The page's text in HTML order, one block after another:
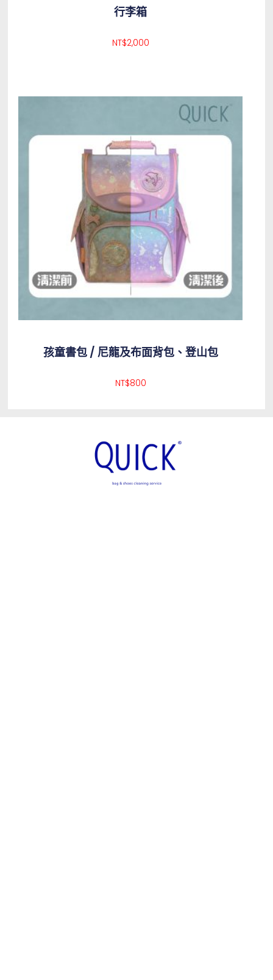
行李箱
NT$2,000
孩童書包 / 尼龍及布面背包、登山包
NT$800